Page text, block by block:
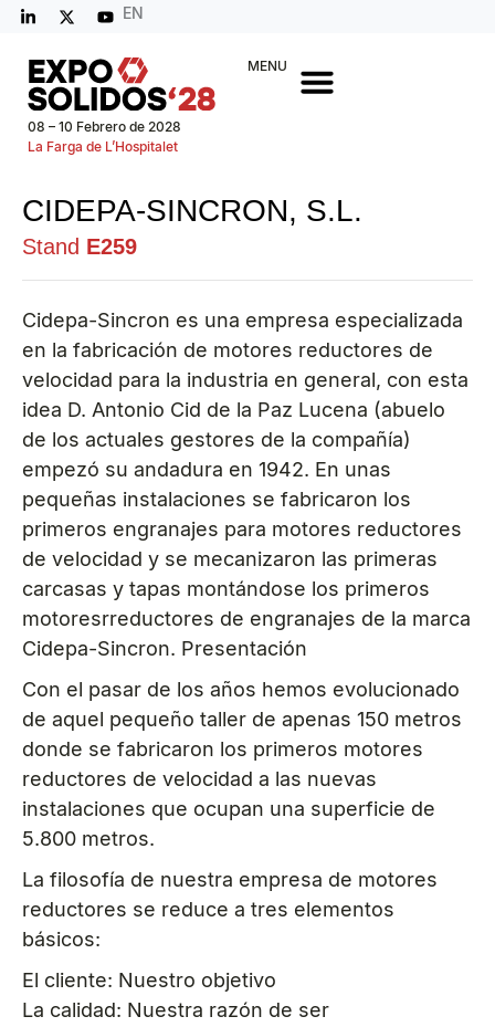
EN
08 – 10 Febrero de 2028
La Farga de L’Hospitalet
MENU
CIDEPA-SINCRON, S.L.
Stand E259
Cidepa-Sincron es una empresa especializada
en la fabricación de motores reductores de
velocidad para la industria en general, con esta
idea D. Antonio Cid de la Paz Lucena (abuelo
de los actuales gestores de la compañía)
empezó su andadura en 1942. En unas
pequeñas instalaciones se fabricaron los
primeros engranajes para motores reductores
de velocidad y se mecanizaron las primeras
carcasas y tapas montándose los primeros
motoresrreductores de engranajes de la marca
Cidepa-Sincron. Presentación
Con el pasar de los años hemos evolucionado
de aquel pequeño taller de apenas 150 metros
donde se fabricaron los primeros motores
reductores de velocidad a las nuevas
instalaciones que ocupan una superficie de
5.800 metros.
La filosofía de nuestra empresa de motores
reductores se reduce a tres elementos
básicos:
El cliente: Nuestro objetivo
La calidad: Nuestra razón de ser